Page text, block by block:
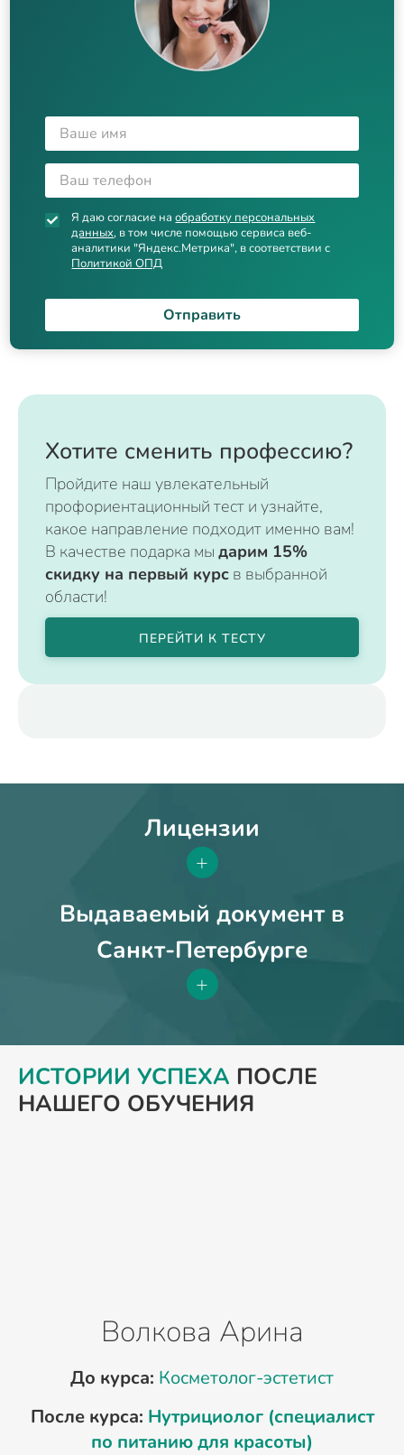
Я даю согласие наобработку персональных
данных, в том числе помощью сервиса веб-
аналитики "Яндекс.Метрика", в соответствии с
Политикой ОПД
Отправить
Хотите сменить профессию?
Пройдите наш увлекательный
профориентационный тест и узнайте,
какое направление подходит именно вам!
В качестве подарка мы дарим 15%
скидку на первый курс в выбранной
области!
ПЕРЕЙТИ К ТЕСТУ
Лицензии
+
Выдаваемый документ в
Санкт-Петербурге
+
ИСТОРИИ УСПЕХА ПОСЛЕ
НАШЕГО ОБУЧЕНИЯ
Волкова Арина
До курса: Косметолог-эстетист
После курса: Нутрициолог (специалист
по питанию для красоты)